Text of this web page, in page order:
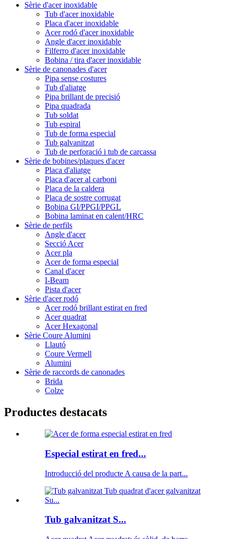
Sèrie d'acer inoxidable
Tub d'acer inoxidable
Placa d'acer inoxidable
Acer rodó d'acer inoxidable
Angle d'acer inoxidable
Filferro d'acer inoxidable
Bobina / tira d'acer inoxidable
Sèrie de canonades d'acer
Pipa sense costures
Tub d'aliatge
Pipa brillant de precisió
Pipa quadrada
Tub soldat
Tub espiral
Tub de forma especial
Tub galvanitzat
Tub de perforació i tub de carcassa
Sèrie de bobines/plaques d'acer
Placa d'aliatge
Placa d'acer al carboni
Placa de la caldera
Placa de sostre corrugat
Bobina GI/PPGI/PPGL
Bobina laminat en calent/HRC
Sèrie de perfils
Angle d'acer
Secció Acer
Acer pla
Acer de forma especial
Canal d'acer
I-Beam
Pista d'acer
Sèrie d'acer rodó
Acer rodó brillant estirat en fred
Acer quadrat
Acer Hexagonal
Sèrie Coure Alumini
Llautó
Coure Vermell
Alumini
Sèrie de raccords de canonades
Brida
Colze
Productes destacats
Especial estirat en fred...
Introducció del producte A causa de la part...
Tub galvanitzat S...